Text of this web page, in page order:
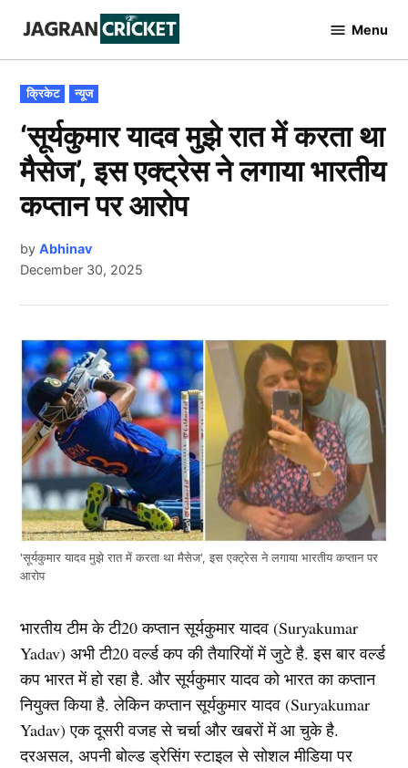
content
Cricket
Menu
POSTED
IN
क्रिकेट न्यूज
‘सूर्यकुमार यादव मुझे रात में करता था
मैसेज’, इस एक्ट्रेस ने लगाया भारतीय
कप्तान पर आरोप
by Abhinav
December 30, 2025
'सूर्यकुमार यादव मुझे रात में करता था मैसेज', इस एक्ट्रेस ने लगाया भारतीय कप्तान पर
आरोप
भारतीय टीम के टी20 कप्तान सूर्यकुमार यादव (Suryakumar
Yadav) अभी टी20 वर्ल्ड कप की तैयारियों में जुटे है. इस बार वर्ल्ड
कप भारत में हो रहा है. और सूर्यकुमार यादव को भारत का कप्तान
नियुक्त किया है. लेकिन कप्तान सूर्यकुमार यादव (Suryakumar
Yadav) एक दूसरी वजह से चर्चा और खबरों में आ चुके है.
दरअसल, अपनी बोल्ड ड्रेसिंग स्टाइल से सोशल मीडिया पर